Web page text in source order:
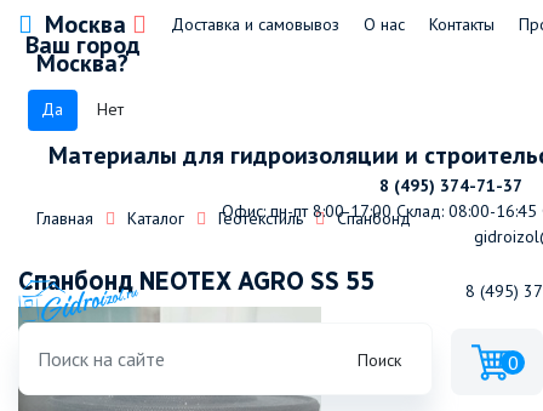
Москва
Ваш город
Москва?
Да Нет
Доставка и самовывоз О нас Контакты
Материалы для гидроизоляции и
8 (495) 374-71-37
Офис: пн-пт 8:00-17:00 Склад: 08:00-16:45
8 (495)
Поиск 0
Главная Каталог Геотекстиль Спанбонд
Спанбонд NEOTEX AGRO SS 55